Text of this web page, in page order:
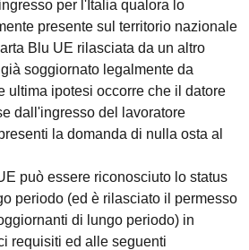
per l'Italia qualora lo
presente sul territorio nazionale
Blu UE rilasciata da un altro
soggiornato legalmente da
ultima ipotesi occorre che il datore
dall'ingresso del lavoratore
la domanda di nulla osta al
può essere riconosciuto lo status
periodo (ed è rilasciato il permesso
di lungo periodo) in
requisiti ed alle seguenti